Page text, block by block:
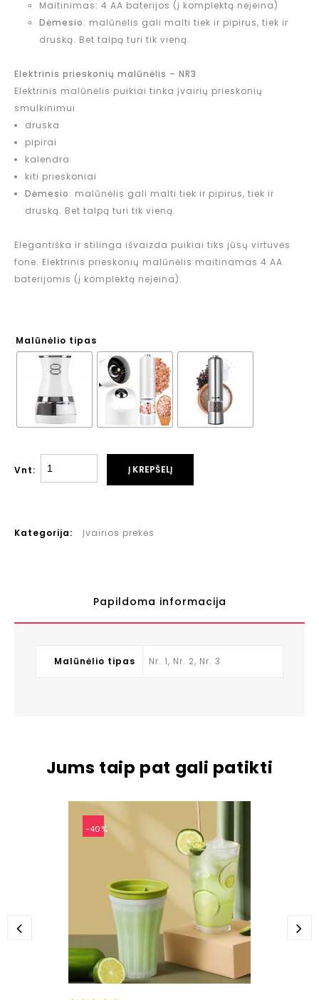
Maitinimas: 4 AA baterijos (į komplektą neįeina)
Dėmesio: malūnėlis gali malti tiek ir pipirus, tiek ir
druską. Bet talpą turi tik vieną.
Elektrinis prieskonių malūnėlis – NR3
Elektrinis malūnėlis puikiai tinka įvairių prieskonių
smulkinimui
druska
pipirai
kalendra
kiti prieskoniai
Dėmesio: malūnėlis gali malti tiek ir pipirus, tiek ir
druską. Bet talpą turi tik vieną.
Elegantiška ir stilinga išvaizda puikiai tiks jūsų virtuvės
fone. Elektrinis prieskonių malūnėlis maitinamas 4 AA
baterijomis (į komplektą neįeina).
Malūnėlio tipas
Vnt: Į KREPŠELĮ
Kategorija: Įvairios prekės
Papildoma informacija
Malūnėlio tipas Nr. 1, Nr. 2, Nr. 3
Jums taip pat gali patikti
-40%